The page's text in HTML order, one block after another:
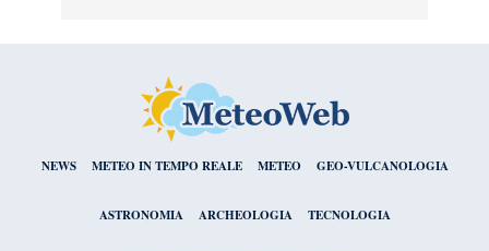
NEWS METEO IN TEMPO REALE METEO GEO-VULCANOLOGIA
ASTRONOMIA ARCHEOLOGIA TECNOLOGIA